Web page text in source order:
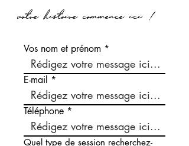
votre histoire commence ici !
Vos nom et prénom
E-mail
Téléphone
Quel type de session recherchez-